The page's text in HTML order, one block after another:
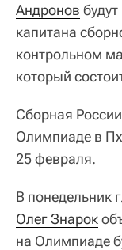
Андронов
капитана
контрольном
который
Сборная
Олимпиаде в
25 февраля.
В понедельник
Олег Знарок
на Олимпиаде